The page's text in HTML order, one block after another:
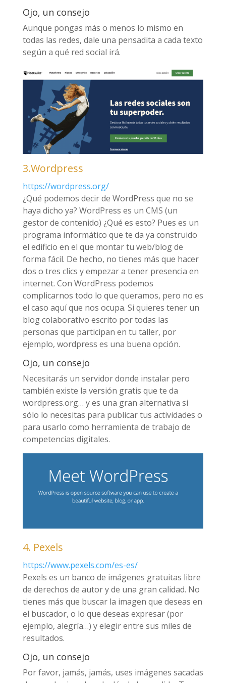
Ojo, un consejo
Aunque pongas más o menos lo mismo en
todas las redes, dale una pensadita a cada texto
según a qué red social irá.
3.Wordpress
https://wordpress.org/
¿Qué podemos decir de WordPress que no se
haya dicho ya? WordPress es un CMS (un
gestor de contenido) ¿Qué es esto? Pues es un
programa informático que te da ya construido
el edificio en el que montar tu web/blog de
forma fácil. De hecho, no tienes más que hacer
dos o tres clics y empezar a tener presencia en
internet. Con WordPress podemos
complicarnos todo lo que queramos, pero no es
el caso aquí que nos ocupa. Si quieres tener un
blog colaborativo escrito por todas las
personas que participan en tu taller, por
ejemplo, wordpress es una buena opción.
Ojo, un consejo
Necesitarás un servidor donde instalar pero
también existe la versión gratis que te da
wordpress.org… y es una gran alternativa si
sólo lo necesitas para publicar tus actividades o
para usarlo como herramienta de trabajo de
competencias digitales.
4. Pexels
https://www.pexels.com/es-es/
Pexels es un banco de imágenes gratuitas libre
de derechos de autor y de una gran calidad. No
tienes más que buscar la imagen que deseas en
el buscador, o lo que deseas expresar (por
ejemplo, alegría…) y elegir entre sus miles de
resultados.
Ojo, un consejo
Por favor, jamás, jamás, uses imágenes sacadas